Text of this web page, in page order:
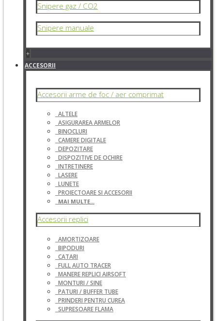
Snipere gaz / CO2
Snipere manuale
+
ACCESORII
Accesorii arme de foc / aer comprimat
ALTELE
ASIGURAREA ARMELOR
BINOCLURI
CAMERE DIGITALE
DEPOZITARE
DISPOZITIVE DE OCHIRE
INTRETINERE
LASERE
LUNETE
PROIECTOARE SI ACCESORII
MAI MULTE...
Accesorii replici
AMORTIZOARE
BIPODURI
CATARI
FULL AUTO TRACER
MANERE REPLICI AIRSOFT
MONTURI / SINE
PATURI / BUFFER TUBE
PRINDERI PENTRU CUREA
SUPRESOARE FLAMA